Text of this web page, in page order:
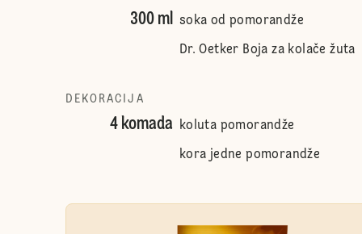
300 ml soka od pomorandže
Dr. Oetker Boja za kolače žuta
DEKORACIJA
4 komada koluta pomorandže
kora jedne pomorandže